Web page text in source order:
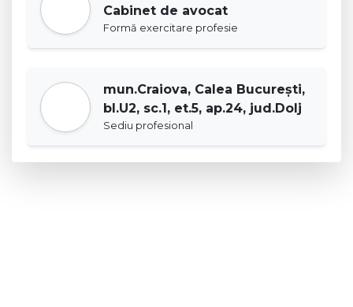
Cabinet de avocat
Formă exercitare profesie
mun.Craiova, Calea București,
bl.U2, sc.1, et.5, ap.24, jud.Dolj
Sediu profesional